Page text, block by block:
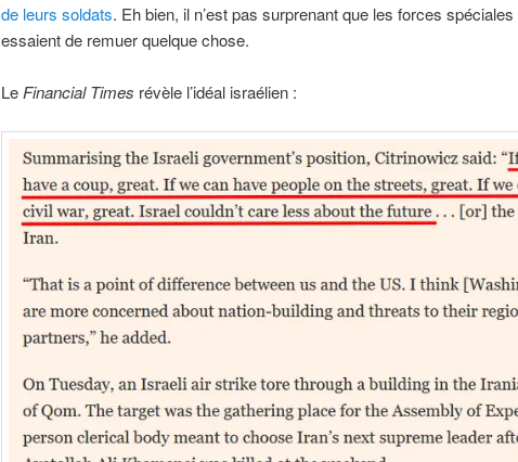
de leurs soldats. Eh bien, il n’est pas surprenant que les forces
essaient de remuer quelque chose.
Le Financial Times révèle l’idéal israélien :